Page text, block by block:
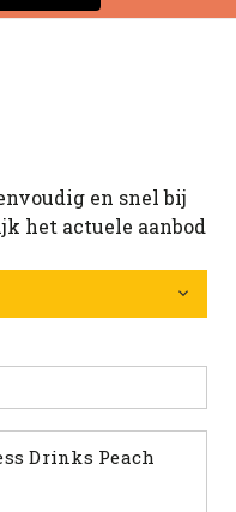
en snel bij
het actuele aanbod
Drinks Peach